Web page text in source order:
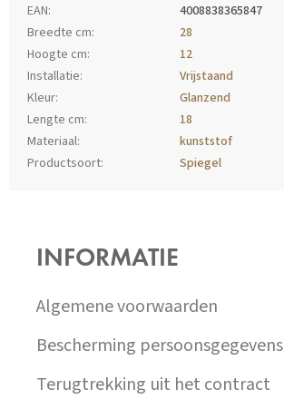
EAN:
4008838365847
Breedte cm:
28
Hoogte cm:
12
Installatie:
Vrijstaand
Kleur:
Glanzend
Lengte cm:
18
Materiaal:
kunststof
Productsoort:
Spiegel
INFORMATIE
Algemene voorwaarden
Bescherming persoonsgegevens
Terugtrekking uit het contract